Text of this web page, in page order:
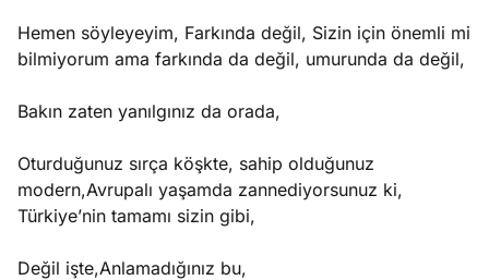
Hemen söyleyeyim, Farkında değil, Sizin için önemli mi
bilmiyorum ama farkında da değil, umurunda da değil,
Bakın zaten yanılgınız da orada,
Oturduğunuz sırça köşkte, sahip olduğunuz
modern,Avrupalı yaşamda zannediyorsunuz ki,
Türkiye’nin tamamı sizin gibi,
Değil işte,Anlamadığınız bu,